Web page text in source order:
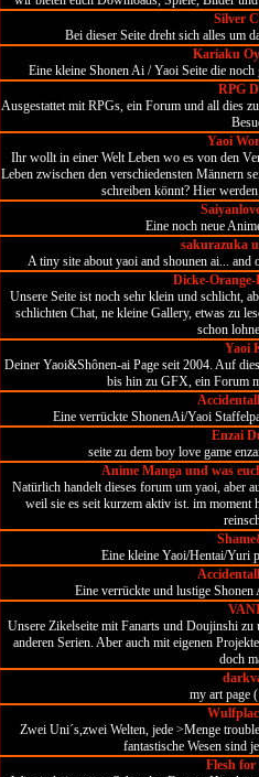
Silver
Bei dieser Seite dreht sich alles um
Kariaku
Eine kleine Shonen Ai / Yaoi Seite die
RPG
Ausgestattet mit RPGs, ein Forum und all dies
Yaoi
Ihr wollt in einer Welt Leben wo es von den
Leben zwischen den verschiedensten Männern
schreiben könnt? Hier
Eine noch neue
sakurazuka
A tiny site about yaoi and shounen ai... and
Dicke-
Unsere Seite ist noch sehr klein und schlicht,
schlichten Chat, ne kleine Gallery, etwas zu
schon
Yaoi
Deiner Yaoi&Shônen-ai Page seit 2004. Auf
bis hin zu GFX, ein Forum
Eine verrückte ShonenAi/Yaoi
Enzai
seite zu dem boy love game
Anime Manga und was
Natürlich handelt dieses forum um yaoi, aber
weil sie es seit kurzem aktiv ist. im moment
Eine kleine Yaoi/Hentai/Yuri
Eine verrückte und lustige
Unsere Zikelseite mit Fanarts und Doujinshi
anderen Serien. Aber auch mit eigenen
doch
my art page
Zwei Uni´s,zwei Welten, jede >Menge
fantastische Wesen sind
Flesh for